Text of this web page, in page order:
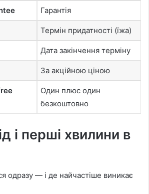
Гарантія
Термін придатності (їжа)
Дата закінчення терміну
За акційною ціною
Один плюс один
безкоштовно
і перші хвилини в
одразу — і де найчастіше виникає